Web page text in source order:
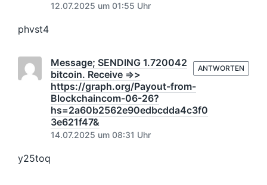
12.07.2025 um 01:55 Uhr
phvst4
Message; SENDING 1.720042
bitcoin. Receive =>>
https://graph.org/Payout-from-
Blockchaincom-06-26?
hs=2a60b2562e90edbcdda4c3f0
3e621f47&
14.07.2025 um 08:31 Uhr
y25toq
ANTWORTEN